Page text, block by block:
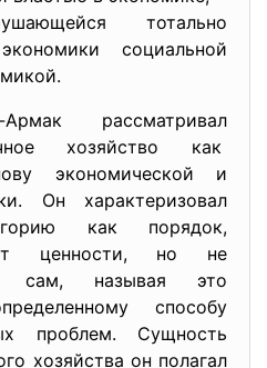
тотально
социальной
рассматривал
хозяйство как
экономической и
Он характеризовал
как порядок,
ценности, но не
сам, называя это
способу
проблем. Сущность
хозяйства он полагал